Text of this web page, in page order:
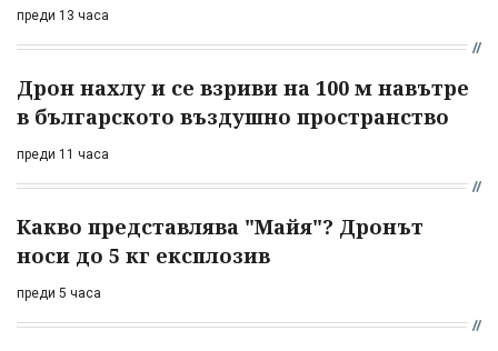
преди 13 часа
Дрон нахлу и се взриви на 100 м навътре
в българското въздушно пространство
преди 11 часа
Какво представлява "Майя"? Дронът
носи до 5 кг експлозив
преди 5 часа